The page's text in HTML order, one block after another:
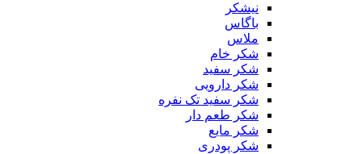
نیشکر
باگاس
ملاس
شکر خام
شکر سفید
شکر دارویی
شکر سفید تک نفره
شکر طعم دار
شکر مایع
شکر پودری